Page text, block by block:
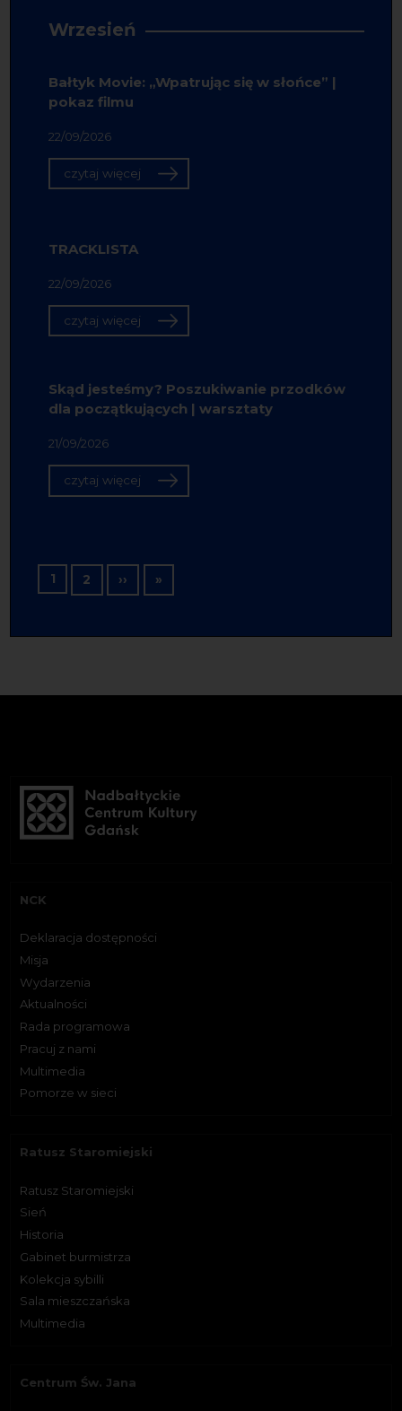
Wrzesień
Bałtyk Movie: „Wpatrując się w słońce” |
pokaz filmu
22/09/2026
czytaj więcej
TRACKLISTA
22/09/2026
czytaj więcej
Skąd jesteśmy? Poszukiwanie przodków
dla początkujących | warsztaty
21/09/2026
czytaj więcej
Stronicowanie
1 2 ›› Następna strona
»Ostatnia strona
NCK
Deklaracja dostępności
Misja
Wydarzenia
Aktualności
Rada programowa
Pracuj z nami
Multimedia
Pomorze w sieci
Ratusz Staromiejski
Ratusz Staromiejski
Sień
Historia
Gabinet burmistrza
Kolekcja sybilli
Sala mieszczańska
Multimedia
Centrum Św. Jana